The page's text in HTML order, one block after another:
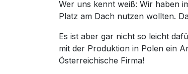
Wer uns kennt weiß: Wir haben
Platz am Dach nutzen wollten.
Es ist aber gar nicht so leicht
mit der Produktion in Polen ein
Österreichische Firma!